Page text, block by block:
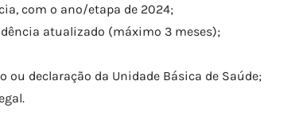
com o ano/etapa de 2024;
atualizado (máximo 3 meses);
ou declaração da Unidade Básica de Saúde;